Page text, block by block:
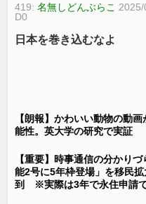
419:名無しどんぶらこ
D0
日本を巻き込むなよ
【朗報】かわいい動物の動
能性。英大学の研究で実証
【重要】時事通信の分かり
能2号に5年枠登場」を移民
到 ※実際は3年で永住申請